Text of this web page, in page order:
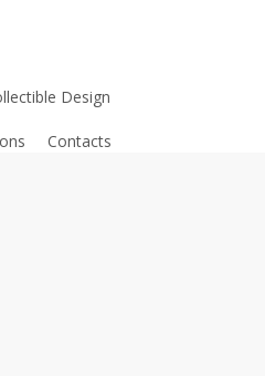
Design
Contacts